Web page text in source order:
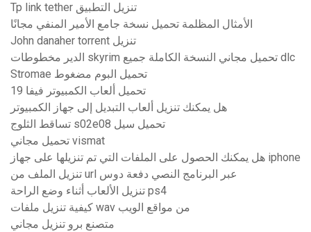
Tp link tether تنزيل التطبيق
الأمثال المظلمة تحميل نسخة جامع الأمير المنفي مجانًا
John danaher torrent تنزيل
الدير مخطوطات skyrim تحميل مجاني النسخة الكاملة جميع dlc
Stromae تحميل البوم مضغوط
تحميل ألعاب الكمبيوتر فيفا 19
هل يمكنك تنزيل ألعاب التبديل إلى جهاز الكمبيوتر
تساقط الثلوج s02e08 تحميل سيل
تحميل مجاني vismat
هل يمكنك الحصول على الملفات التي تم تنزيلها على جهاز iphone
تنزيل الملف من url عبر البرنامج النصي دفعة دوس
تنزيل الألعاب أثناء وضع الراحة ps4
كيفية تنزيل ملفات wav من مواقع الويب
متصنع برو تنزيل مجاني